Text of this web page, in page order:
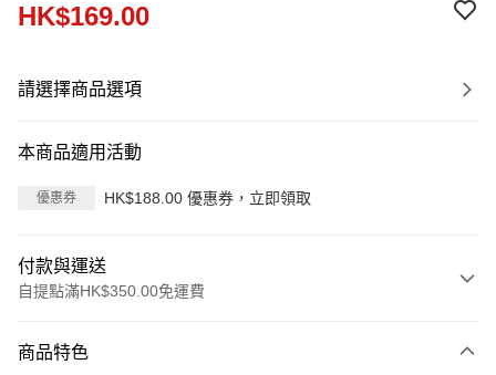
HK$169.00
請選擇商品選項
本商品適用活動
優惠券 HK$188.00 優惠券，立即領取
付款與運送
自提點滿HK$350.00免運費
信用卡
商品特色